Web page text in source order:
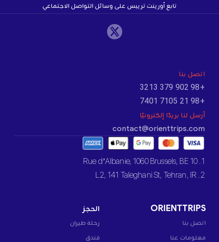
تابع أورينت تريبس على وسائل التواصل الاجتماعي
اتصل بنا
+98 902 379 3213
+98 21 7105 7401
أرسل لنا بريدًا إلكترونيًا
contact@orienttrips.com
1. 10 Rue d’Albanie, 1060 Brussels, BE
2. L2, 141 Taleghani St, Tehran, IR
ORIENTTRIPS
اتصل بنا
معلومات عنا
الحجز
رحلة طيران
فندق